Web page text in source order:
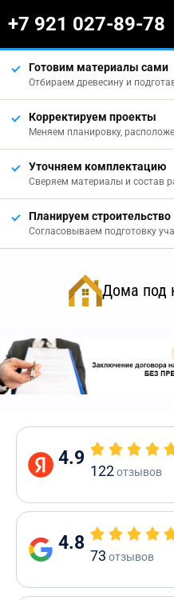
+7 921 027-89-78
Готовим материалы сами
Отбираем древесину и
Корректируем проекты
Меняем планировку,
Уточняем комплектацию
Сверяем материалы и состав
Планируем строительство
Согласовываем подготовку
Дома под
4.9
122отзывов
4.8
73 отзывов